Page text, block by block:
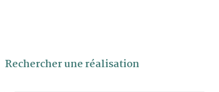
Rechercher une réalisation